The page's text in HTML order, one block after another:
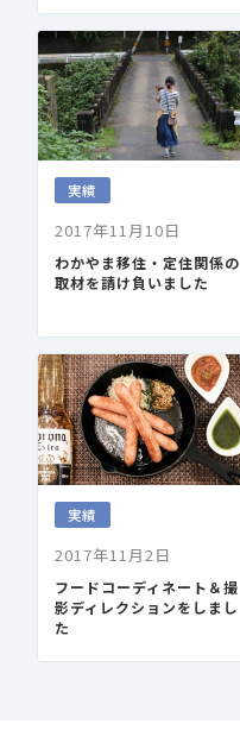
実績
2017年11月10日
わかやま移住・定住関係の
取材を請け負いました
実績
2017年11月2日
フードコーディネート＆撮
影ディレクションをしまし
た